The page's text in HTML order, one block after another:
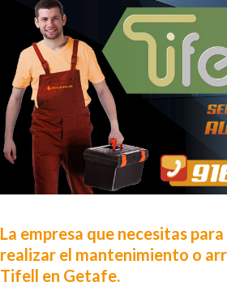
La empresa que necesitas
realizar el mantenimiento o
Tifell en Getafe.